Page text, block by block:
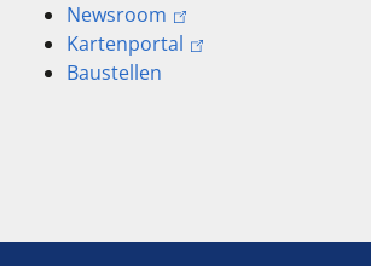
Newsroom
Kartenportal
Baustellen